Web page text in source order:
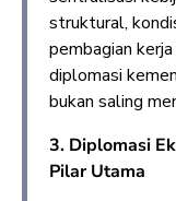
struktural,
pembagian
diplomasi
bukan saling
3. Diplomasi
Pilar Utama